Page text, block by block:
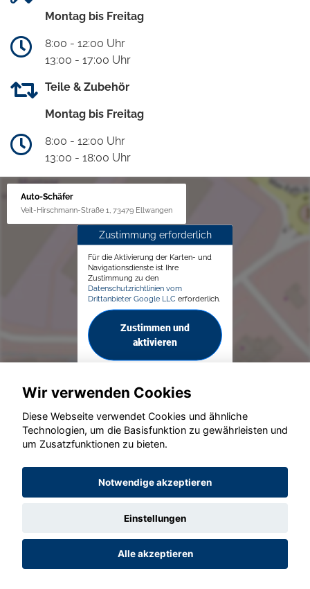
Montag bis Freitag
8:00 - 12:00 Uhr
13:00 - 17:00 Uhr
Teile & Zubehör
Montag bis Freitag
8:00 - 12:00 Uhr
13:00 - 18:00 Uhr
Auto-Schäfer
Veit-Hirschmann-Straße 1, 73479 Ellwangen
Zustimmung erforderlich
Für die Aktivierung der Karten- und
Navigationsdienste ist Ihre
Zustimmung zu den
Datenschutzrichtlinien vom
Drittanbieter Google LLC erforderlich.
Zustimmen und
aktivieren
© konjunkturmotor.de GmbH 2020 - 2026
Wir verwenden Cookies
Diese Webseite verwendet Cookies und ähnliche
Technologien, um die Basisfunktion zu gewährleisten und
um Zusatzfunktionen zu bieten.
Notwendige akzeptieren
Einstellungen
Alle akzeptieren